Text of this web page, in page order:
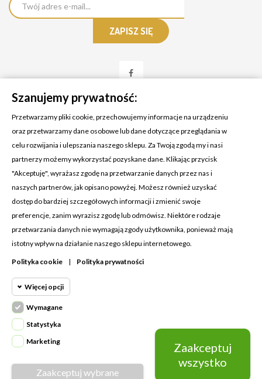
KONTAKT Z NAMI
Adres:
Cosmetic4car
Budzisz 73A
39-200 Dębica
Dominik:
Klaudia: +48 730634730
MOJE KONTO
PRODUKTY
NASZA FIRMA
Napisz do nas
Szanujemy prywatność:
Przetwarzamy pliki cookie, przechowujemy informacje na urządzeniu
oraz przetwarzamy dane osobowe lub dane dotyczące przeglądania w
celu rozwijania i ulepszania naszego sklepu. Za Twoją zgodą my i nasi
partnerzy możemy wykorzystać pozyskane dane. Klikając przycisk
"Akceptuję", wyrażasz zgodę na przetwarzanie danych przez nas i
naszych partnerów, jak opisano powyżej. Możesz również uzyskać
dostęp do bardziej szczegółowych informacji i zmienić swoje
preferencje, zanim wyrazisz zgodę lub odmówisz. Niektóre rodzaje
przetwarzania danych nie wymagają zgody użytkownika, ponieważ mają
istotny wpływ na działanie naszego sklepu internetowego.
Polityka cookie | Polityka prywatności
Więcej opcji
Wymagane
Wymagane pliki cookie oraz cookie
HttpOnly. Pliki cookie wymagane do
przeglądania witryny i korzystania z jej
podstawowych funkcji. Te pliki cookie
Cookie
Wymagane
Statystyka
Marketing
Zaakceptuj wybrane
Zaakceptuj
wszystko